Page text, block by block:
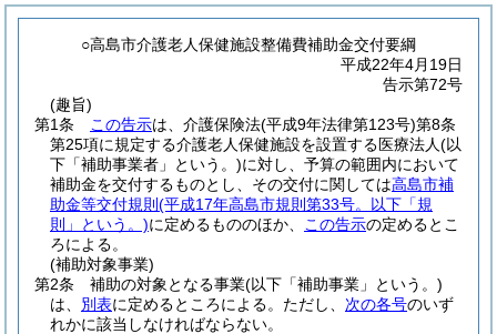
○高島市介護老人保健施設整備費補助金交付要綱
平成22年4月19日
告示第72号
(趣旨)
第1条
この告示は、介護保険法(平成9年法律第123号)第8条
第25項に規定する介護老人保健施設を設置する医療法人(以
下「補助事業者」という。)に対し、予算の範囲内において
補助金を交付するものとし、その交付に関しては高島市補
助金等交付規則 (平成17年高島市規則第33号。以下「規
則」という。)に定めるもののほか、 この告示の定めるとこ
ろによる。
(補助対象事業)
第2条
補助の対象となる事業(以下「補助事業」という。)
は、 別表に定めるところによる。 ただし、 次の各号のいず
れかに該当しなければならない。